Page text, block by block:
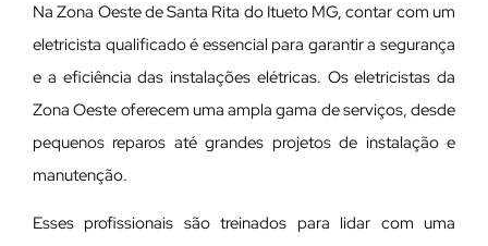
Na Zona Oeste de Santa Rita do Itueto MG, contar com um
eletricista qualificado é essencial para garantir a segurança
e a eficiência das instalações elétricas. Os eletricistas da
Zona Oeste oferecem uma ampla gama de serviços, desde
pequenos reparos até grandes projetos de instalação e
manutenção.
Esses profissionais são treinados para lidar com uma